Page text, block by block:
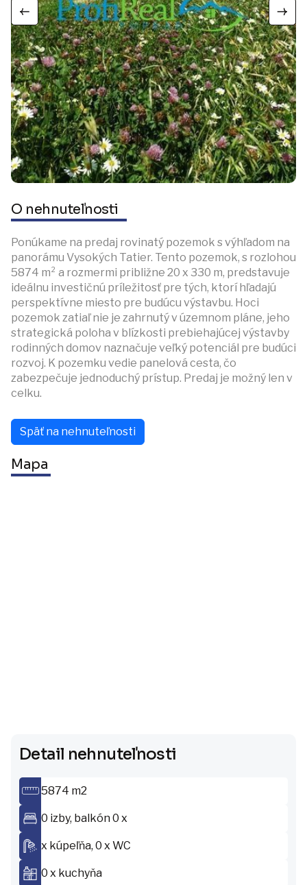
O nehnuteľnosti
Ponúkame na predaj rovinatý pozemok s výhľadom na
panorámu Vysokých Tatier. Tento pozemok, s rozlohou
5874 m² a rozmermi približne 20 x 330 m, predstavuje
ideálnu investičnú príležitosť pre tých, ktorí hľadajú
perspektívne miesto pre budúcu výstavbu. Hoci
pozemok zatiaľ nie je zahrnutý v územnom pláne, jeho
strategická poloha v blízkosti prebiehajúcej výstavby
rodinných domov naznačuje veľký potenciál pre budúci
rozvoj. K pozemku vedie panelová cesta, čo
zabezpečuje jednoduchý prístup. Predaj je možný len v
celku.
Späť na nehnuteľnosti
Mapa
Detail nehnuteľnosti
5874 m2
0 izby, balkón 0 x
x kúpeľňa, 0 x WC
0 x kuchyňa